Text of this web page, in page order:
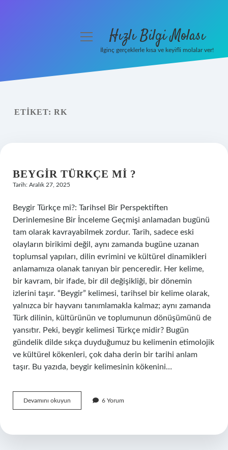
Yasal Uyarı
menüyüHızlı Bilgi Molası
İlginç gerçeklerle kısa ve keyifli molalar ver!
ETIKET: RK
BEYGIR TÜRKÇE MI ?
Tarih: Aralık 27, 2025
Beygir Türkçe mi?: Tarihsel Bir Perspektiften
Derinlemesine Bir İnceleme Geçmişi anlamadan bugünü
tam olarak kavrayabilmek zordur. Tarih, sadece eski
olayların birikimi değil, aynı zamanda bugüne uzanan
toplumsal yapıları, dilin evrimini ve kültürel dinamikleri
anlamamıza olanak tanıyan bir penceredir. Her kelime,
bir kavram, bir ifade, bir dil değişikliği, bir dönemin
izlerini taşır. “Beygir” kelimesi, tarihsel bir kelime olarak,
yalnızca bir hayvanı tanımlamakla kalmaz; aynı zamanda
Türk dilinin, kültürünün ve toplumunun dönüşümünü de
yansıtır. Peki, beygir kelimesi Türkçe midir? Bugün
gündelik dilde sıkça duyduğumuz bu kelimenin etimolojik
ve kültürel kökenleri, çok daha derin bir tarihi anlam
taşır. Bu yazıda, beygir kelimesinin kökenini…
Devamını okuyun
Türkçe
6 Yorum